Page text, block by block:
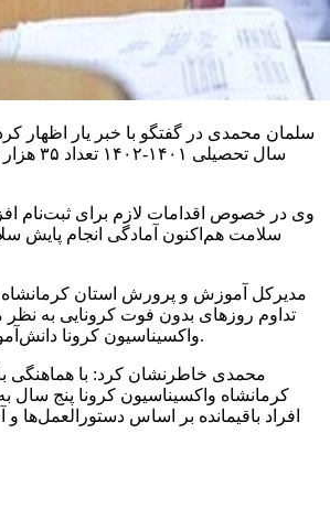
سلمان محمدی در گفتگو با خبر یار اظهار
سال
وی در خصوص اقدامات لازم برای ثبت‌نام
سلامت هم‌اکنون آمادگی انجام پایش
مدیرکل آموزش و پرورش استان کرمانشاه
تداوم روزهای بدون فوت کرونایی به نظر
واکسیناسیون کرونا دانش‌آموزان اول ابتدایی نباشد.
محمدی خاطرنشان کرد: با هماهنگی
کرمانشاه واکسیناسیون کرونا پنج سال
افراد باقیمانده بر اساس دستورالعمل‌ها